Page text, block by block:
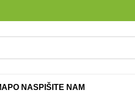
O NAS PIŠITE NAM